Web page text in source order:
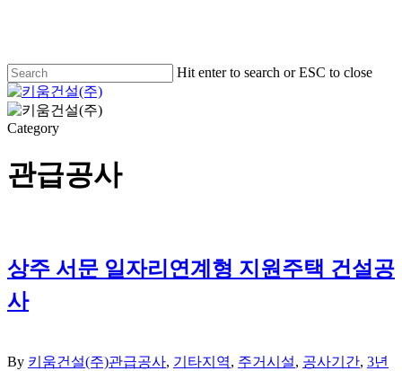
content
Hit enter to search or ESC to close
Close
Search
Menu
Category
관급공사
상주 서문 일자리연계형 지원주택 건설공
사
By 키움건설(주)관급공사, 기타지역, 주거시설, 공사기간, 3년